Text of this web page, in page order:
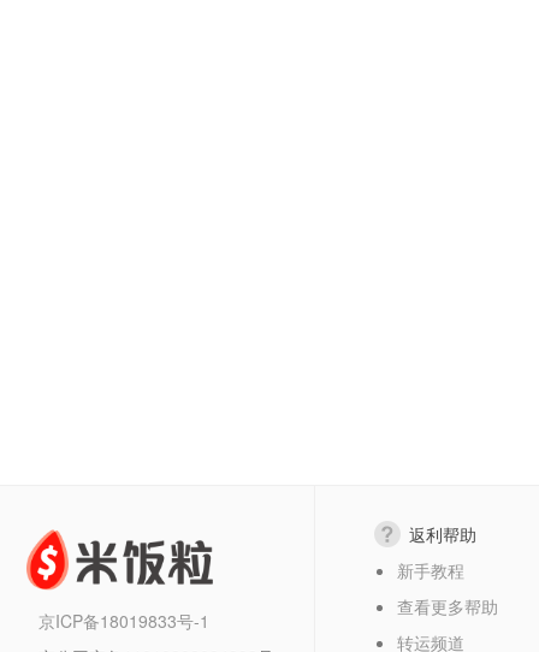
京ICP备18019833号-1
返利帮助
新手教程
查看更多帮助
转运频道